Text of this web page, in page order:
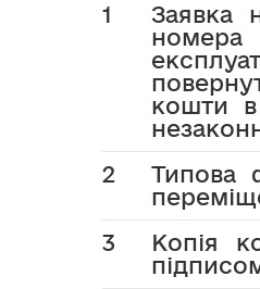
1
Заявка
кошти в
2
Типова
3
Копія